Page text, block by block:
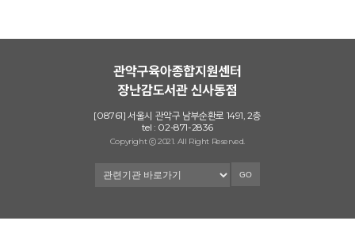
[08761] 서울시 관악구 남부순환로 1491, 2층
tel : 02-871-2836
Copyright ⓒ 2021. All Right Reserved.
GO